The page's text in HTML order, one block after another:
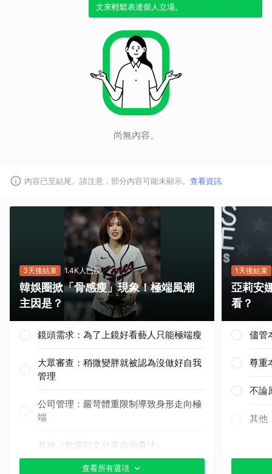
文來輕鬆表達個人立場。
尚無內容。
內容已至結尾。請注意，部分內容可能未顯示。 查看資訊
3天後結束 1.4K人已投
韓娛圈掀「骨感瘦」現象！極端風潮
主因是？
鏡頭需求：為了上鏡好看藝人只能極端瘦
大眾審查：稍微變胖就被認為沒做好自我
管理
公司管理：嚴苛體重限制導致身形走向極
端
其他（歡迎貼文分享你的看法）
查看所有選項
1天後結束
亞莉安
看？
儘管
尊重
不論
其他